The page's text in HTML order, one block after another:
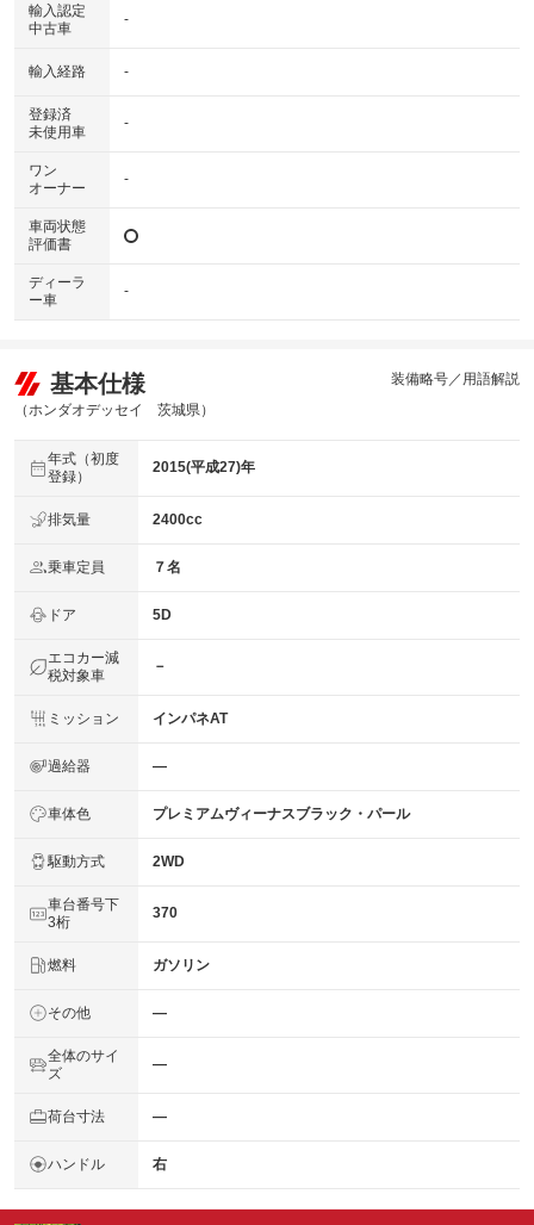
輸入認定
中古車
-
輸入経路 -
登録済
未使用車
-
ワン
オーナー
-
車両状態
評価書
ディーラ
ー車
-
基本仕様
（ホンダオデッセイ 茨城県）
装備略号／用語解説
年式（初度
登録）
2015(平成27)年
排気量 2400cc
乗車定員 ７名
ドア 5D
エコカー減
税対象車
－
ミッション インパネAT
過給器 ―
車体色 プレミアムヴィーナスブラック・パール
駆動方式 2WD
車台番号下
3桁
370
燃料 ガソリン
その他 ―
全体のサイ
ズ
―
荷台寸法 ―
ハンドル 右